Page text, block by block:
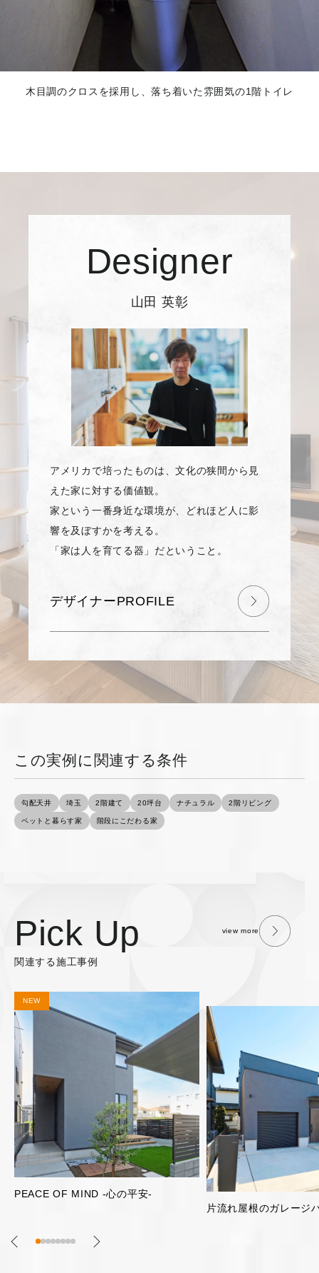
木目調のクロスを採用し、落ち着いた雰囲気の1階トイレ
Designer
山田 英彰
アメリカで培ったものは、文化の狭間から見
えた家に対する価値観。
家という一番身近な環境が、どれほど人に影
響を及ぼすかを考える。
「家は人を育てる器」だということ。
デザイナーPROFILE
この実例に関連する条件
勾配天井 埼玉 2階建て 20坪台 ナチュラル 2階リビング
ペットと暮らす家 階段にこだわる家
Pick Up
関連する施工事例
view more
明るく開放的な2階リ